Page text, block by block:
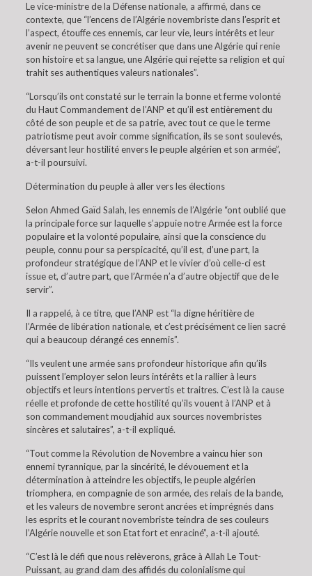
Le vice-ministre de la Défense nationale, a affirmé, dans ce
contexte, que “l’encens de l’Algérie novembriste dans l’esprit et
l’aspect, étouffe ces ennemis, car leur vie, leurs intérêts et leur
avenir ne peuvent se concrétiser que dans une Algérie qui renie
son histoire et sa langue, une Algérie qui rejette sa religion et qui
trahit ses authentiques valeurs nationales”.
“Lorsqu’ils ont constaté sur le terrain la bonne et ferme volonté
du Haut Commandement de l’ANP et qu’il est entièrement du
côté de son peuple et de sa patrie, avec tout ce que le terme
patriotisme peut avoir comme signification, ils se sont soulevés,
déversant leur hostilité envers le peuple algérien et son armée”,
a-t-il poursuivi.
Détermination du peuple à aller vers les élections
Selon Ahmed Gaïd Salah, les ennemis de l’Algérie “ont oublié que
la principale force sur laquelle s’appuie notre Armée est la force
populaire et la volonté populaire, ainsi que la conscience du
peuple, connu pour sa perspicacité, qu’il est, d’une part, la
profondeur stratégique de l’ANP et le vivier d’où celle-ci est
issue et, d’autre part, que l’Armée n’a d’autre objectif que de le
servir”.
Il a rappelé, à ce titre, que l’ANP est “la digne héritière de
l’Armée de libération nationale, et c’est précisément ce lien sacré
qui a beaucoup dérangé ces ennemis”.
“Ils veulent une armée sans profondeur historique afin qu’ils
puissent l’employer selon leurs intérêts et la rallier à leurs
objectifs et leurs intentions pervertis et traitres. C’est là la cause
réelle et profonde de cette hostilité qu’ils vouent à l’ANP et à
son commandement moudjahid aux sources novembristes
sincères et salutaires”, a-t-il expliqué.
“Tout comme la Révolution de Novembre a vaincu hier son
ennemi tyrannique, par la sincérité, le dévouement et la
détermination à atteindre les objectifs, le peuple algérien
triomphera, en compagnie de son armée, des relais de la bande,
et les valeurs de novembre seront ancrées et imprégnés dans
les esprits et le courant novembriste teindra de ses couleurs
l’Algérie nouvelle et son Etat fort et enraciné”, a-t-il ajouté.
“C’est là le défi que nous relèverons, grâce à Allah Le Tout-
Puissant, au grand dam des affidés du colonialisme qui